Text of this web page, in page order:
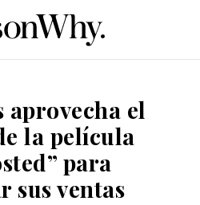
el
la película
para
sus ventas